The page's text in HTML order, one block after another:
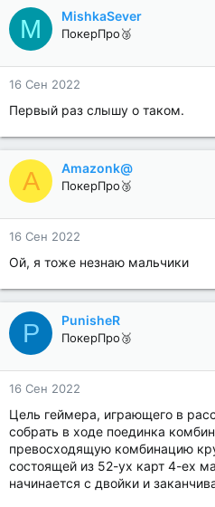
M MishkaSever
ПокерПро🥉
16 Сен 2022
Первый раз слышу о таком.
A Amazonk@
ПокерПро🥉
16 Сен 2022
Ой, я тоже незнаю мальчики
P PunisheR
ПокерПро🥉
16 Сен 2022
Цель геймера, играющего в
собрать в ходе поединка
превосходящую комбинацию
состоящей из 52-ух карт 4-ех
начинается с двойки и